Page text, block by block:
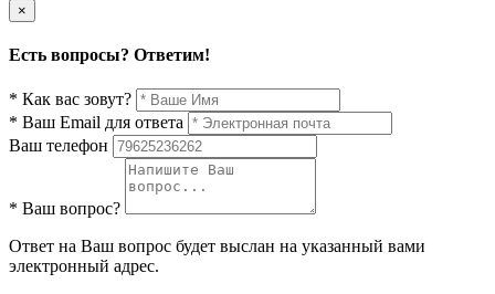
×
Есть вопросы? Ответим!
* Как вас зовут?
* Ваш Email для ответа
Ваш телефон
* Ваш вопрос?
Ответ на Ваш вопрос будет выслан на указанный вами
электронный адрес.